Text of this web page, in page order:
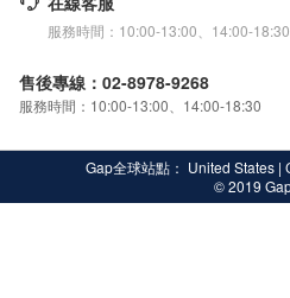
服務時間：10:00-13:00、14:00-18:30
售後專線：02-8978-9268
服務時間：10:00-13:00、14:00-18:30
Gap全球站點： United States |
© 2019